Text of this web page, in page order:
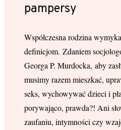
pampersy
Współczesna rodzina
definicjom. Zdaniem
Georga P. Murdocka, aby
musimy razem mieszkać,
seks, wychowywać dzieci i
porywająco, prawda?! Ani
zaufaniu, intymności czy